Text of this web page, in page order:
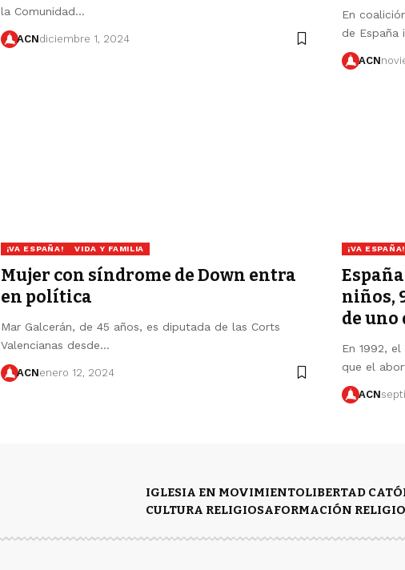
la Comunidad…
ACNdiciembre 1, 2024
En
de España
ACN
¡VA ESPAÑA! VIDA Y FAMILIA
Mujer con síndrome de Down entra
en política
Mar Galcerán, de 45 años, es diputada de las Corts
Valencianas desde…
ACNenero 12, 2024
¡VA ESPAÑA!
niños,
de uno
En 1992,
que el
ACN
IGLESIA EN MOVIMIENTOLIBERTAD
CULTURA RELIGIOSAFORMACIÓN